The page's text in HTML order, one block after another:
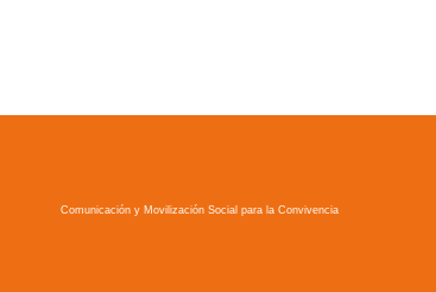
Comunicación y Movilización Social para la Convivencia